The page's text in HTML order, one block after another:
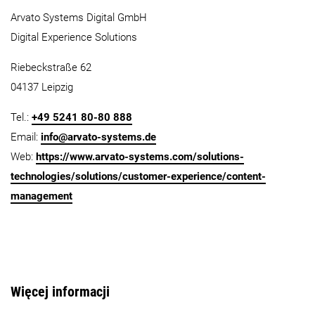
Arvato Systems Digital GmbH
Digital Experience Solutions
Riebeckstraße 62
04137 Leipzig
Tel.: +49 5241 80-80 888
Email: info@arvato-systems.de
Web: https://www.arvato-systems.com/solutions-
technologies/solutions/customer-experience/content-
management
Więcej informacji